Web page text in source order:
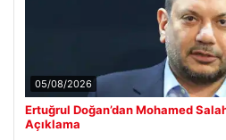
05/08/2026
Ertuğrul Doğan’dan Mohamed
Açıklama